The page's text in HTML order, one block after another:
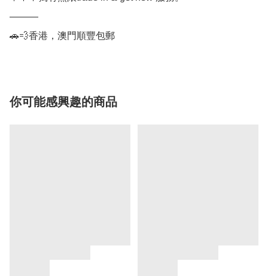
———
🚗💨香港，澳門順豐包郵
你可能感興趣的商品